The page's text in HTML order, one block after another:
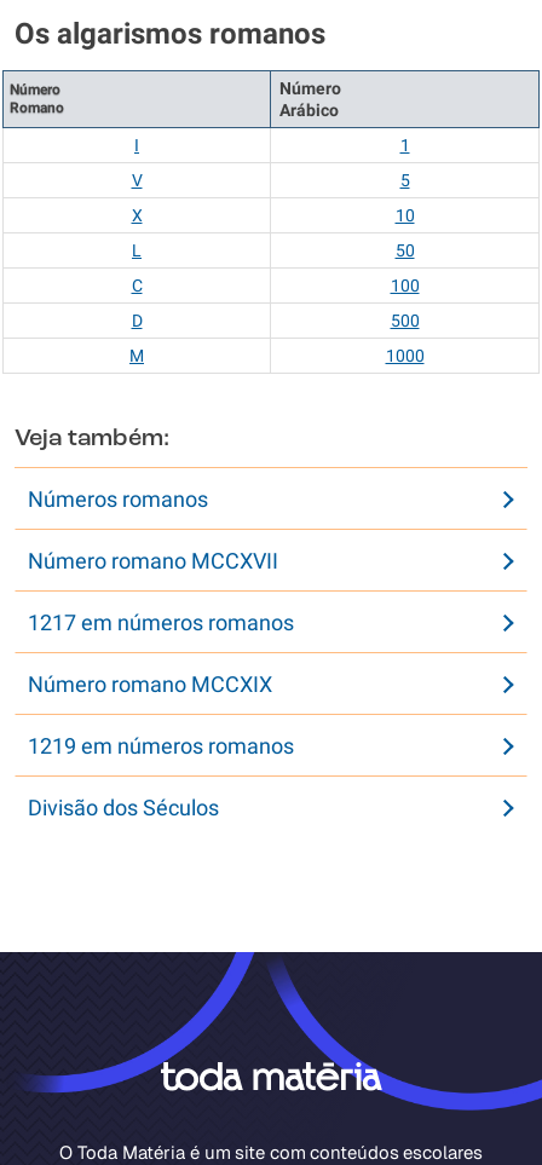
Os algarismos romanos
Número
Romano
Número
Arábico
I
1
V
5
X
10
L
50
C
100
D
500
M
1000
Veja também:
Números romanos
Número romano MCCXVII
1217 em números romanos
Número romano MCCXIX
1219 em números romanos
Divisão dos Séculos
O Toda Matéria é um site com conteúdos escolares